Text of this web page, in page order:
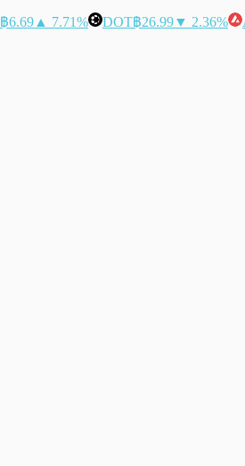
฿6.69 ▲ 7.71% DOT฿26.99▼ 2.36%